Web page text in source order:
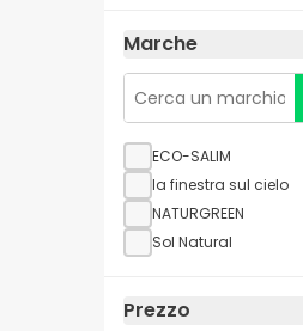
Marche
ECO-SALIM
la finestra sul cielo
NATURGREEN
Sol Natural
Prezzo